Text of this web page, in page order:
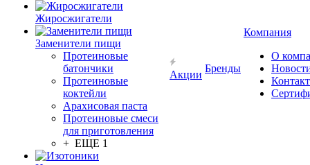
Жиросжигатели
Заменители пищи
Протеиновые
батончики
Протеиновые
коктейли
Арахисовая паста
Протеиновые смеси
для приготовления
+ ЕЩЕ 1
Акции
Бренды
Компания
О